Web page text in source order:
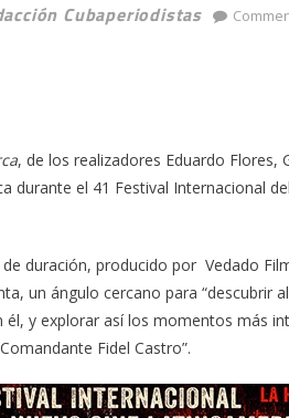
Cubaperiodistas
, de los realizadores Eduardo
durante el 41 Festival Internacional
duración, producido por Vedado
un ángulo cercano para
él, y explorar así los momentos más
Fidel Castro”.